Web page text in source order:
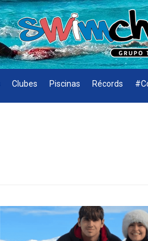
Clubes Piscinas Récords